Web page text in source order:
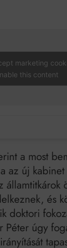
marketing
this content
a most
az új kabinet
államtitkárok
és
doktori
Péter úgy